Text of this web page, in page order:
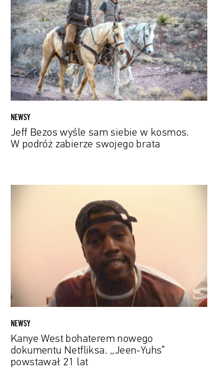
wyśle
sam
siebie
kosmos.
W
podróż
zabierze
swojego
brata
NEWSY
Jeff Bezos wyśle sam siebie w kosmos.
W podróż zabierze swojego brata
21
lat
NEWSY
Kanye West bohaterem nowego
dokumentu Netfliksa. „Jeen-Yuhs”
powstawał 21 lat